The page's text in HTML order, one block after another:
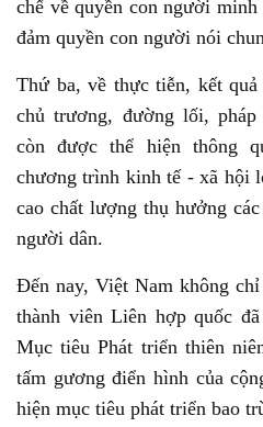
chế về quyền con người
đảm quyền con người nói
Thứ ba, về thực tiễn, kết
chủ trương, đường lối,
còn được thể hiện thông
chương trình kinh tế - xã hội
cao chất lượng thụ hưởng
người dân.
Đến nay, Việt Nam không
thành viên Liên hợp quốc
Mục tiêu Phát triển thiên
tấm gương điển hình của
hiện mục tiêu phát triển bao